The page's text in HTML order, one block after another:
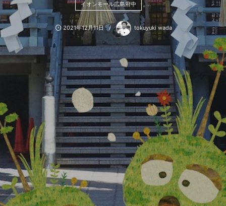
イオンモール広島府中 , …
2021年12月11日 tokuyuki wada